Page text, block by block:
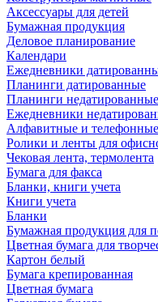
Аксессуары для детей
Бумажная продукция
Деловое планирование
Календари
Ежедневники
Планинги датированные
Планинги недатированные
Ежедневники
Алфавитные и
Ролики и ленты для
Чековая лента, термолента
Бумага для факса
Бланки, книги учета
Книги учета
Бланки
Бумажная продукция для
Цветная бумага для
Картон белый
Бумага крепированная
Цветная бумага